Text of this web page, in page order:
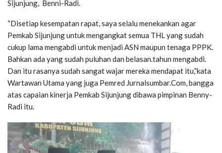
Sijunjung, Benni-Radi.
“Disetiap kesempatan rapat, saya selalu menekankan agar
Pemkab Sijunjung untuk mengangkat semua THL yang sudah
cukup lama mengabdi untuk menjadi ASN maupun tenaga PPPK.
Bahkan ada yang sudah puluhan dan belasan.tahun mengabdi.
Dan itu rasanya sudah sangat wajar mereka mendapat itu,”kata
Wartawan Utama yang juga Pemred Jurnalsumbar.Com, bangga
atas capaian kinerja Pemkab Sijunjung dibawa pimpinan Benny-
Radi itu.